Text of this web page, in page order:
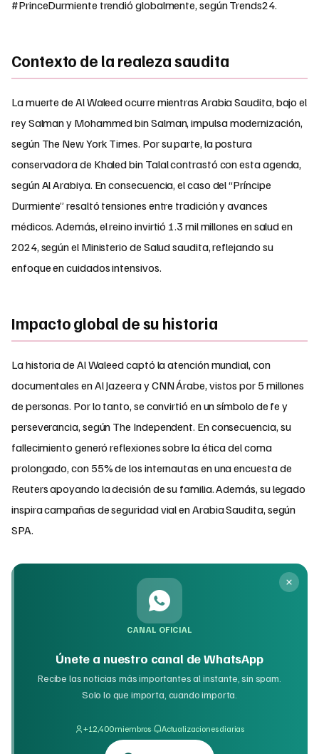
#PrinceDurmiente trendió globalmente, según Trends24.
Contexto de la realeza saudita
La muerte de Al Waleed ocurre mientras Arabia Saudita, bajo el
rey Salman y Mohammed bin Salman, impulsa modernización,
según The New York Times. Por su parte, la postura
conservadora de Khaled bin Talal contrastó con esta agenda,
según Al Arabiya. En consecuencia, el caso del “Príncipe
Durmiente” resaltó tensiones entre tradición y avances
médicos. Además, el reino invirtió 1.3 mil millones en salud en
2024, según el Ministerio de Salud saudita, reflejando su
enfoque en cuidados intensivos.
Impacto global de su historia
La historia de Al Waleed captó la atención mundial, con
documentales en Al Jazeera y CNN Árabe, vistos por 5 millones
de personas. Por lo tanto, se convirtió en un símbolo de fe y
perseverancia, según The Independent. En consecuencia, su
fallecimiento generó reflexiones sobre la ética del coma
prolongado, con 55% de los internautas en una encuesta de
Reuters apoyando la decisión de su familia. Además, su legado
inspira campañas de seguridad vial en Arabia Saudita, según
SPA.
CANAL OFICIAL
Únete a nuestro canal de WhatsApp
Recibe las noticias más importantes al instante, sin spam.
Solo lo que importa, cuando importa.
+12,400 miembros· Actualizaciones diarias